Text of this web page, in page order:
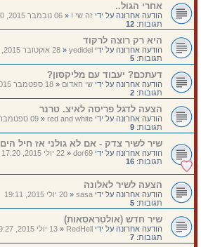
אחרי הגול..
הודעה אחרונה על ידי זה שי ! «06 נובמבר 2015, 16:10
תגובות: 12
היא רק רוצה לרקוד
הודעה אחרונה על ידי yedidel
«28 אוקטובר 2015, 14:14
תגובות: 5
דעתכם? יעבוד עם מליקסון?
הודעה אחרונה על ידי שי האדום«18 ספטמבר 2015, 10:09
תגובות: 2
הצעה לדגל פריסה לאיצ. טרנר
הודעה אחרונה על ידי red and white
«09 ספטמבר 2015, 12:48
תגובות: 9
שיר לשיר צדק - אם לא גולני אז חיל הים !
הודעה אחרונה על ידי dor69
«22 יולי 2015, 17:20
תגובות: 16
הצעה לשיר לאלונה
הודעה אחרונה על ידי sasa
«20 יולי 2015, 19:11
תגובות: 5
שיר חדש (אולטראסאות)
הודעה אחרונה על ידי RedHell
«13 יולי 2015, 19:27
תגובות: 7